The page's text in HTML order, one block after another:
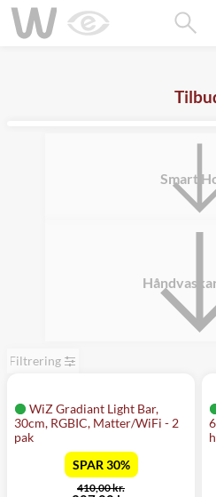
Smart
Filtrering
WiZ Gradiant Light Bar,
30cm, RGBIC, Matter/WiFi - 2
pak
før
410,00 kr.
SPAR 30%
Mangler chatten?
Ret samtykke!